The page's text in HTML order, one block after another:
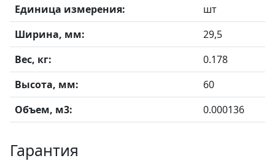
Единица измерения:
шт
Ширина, мм:
29,5
Вес, кг:
0.178
Высота, мм:
60
Объем, м3:
0.000136
Гарантия